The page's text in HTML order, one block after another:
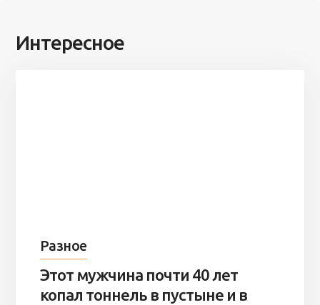
Интересное
Разное
Этот мужчина почти 40 лет
копал тоннель в пустыне и в